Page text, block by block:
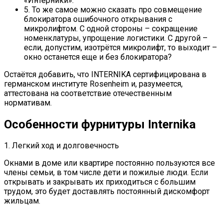
5. То же самое можно сказать про совмещение
блокиратора ошибочного открывания с
микролифтом. С одной стороны – сокращение
номенклатуры, упрощение логистики. С другой –
если, допустим, изотрётся микролифт, то выходит –
окно останется еще и без блокиратора?
Остаётся добавить, что INTERNIKA сертифицирована в
германском институте Rosenheim и, разумеется,
аттестована на соответствие отечественным
нормативам.
Особенности фурнитуры Internika
1. Легкий ход и долговечность
Окнами в доме или квартире постоянно пользуются все
члены семьи, в том числе дети и пожилые люди. Если
открывать и закрывать их приходиться с большим
трудом, это будет доставлять постоянный дискомфорт
жильцам.